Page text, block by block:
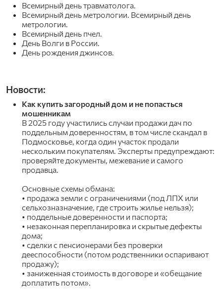
Всемирный день травматолога.
Всемирный день метрологии. Всемирный день
метрологии.
Всемирный день пчел.
День Волги в России.
День рождения джинсов.
Новости:
Как купить загородный дом и не попасться
мошенникам
В 2025 году участились случаи продажи дач по
поддельным доверенностям, в том числе скандал в
Подмосковье, когда один участок продали
нескольким покупателям. Эксперты предупреждают:
проверяйте документы, межевание и самого
продавца.
Основные схемы обмана:
• продажа земли с ограничениями (под ЛПХ или
сельхозназначение, где строить жилье нельзя);
• поддельные доверенности и паспорта;
• незаконная перепланировка и скрытые дефекты
дома;
• сделки с пенсионерами без проверки
дееспособности (потом родственники оспаривают
продажу);
• заниженная стоимость в договоре и «обещание
доплатить потом».